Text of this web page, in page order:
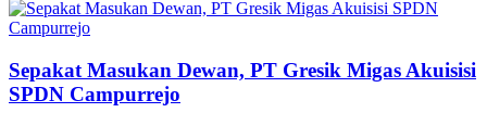
Sepakat Masukan Dewan, PT Gresik Migas Akuisisi
SPDN Campurrejo